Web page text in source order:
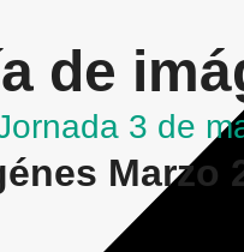
de
3 de
Marzo